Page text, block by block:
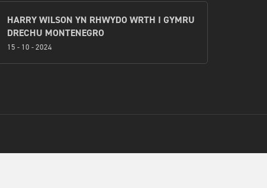
HARRY WILSON YN RHWYDO WRTH I GYMRU
DRECHU MONTENEGRO
15 - 10 - 2024